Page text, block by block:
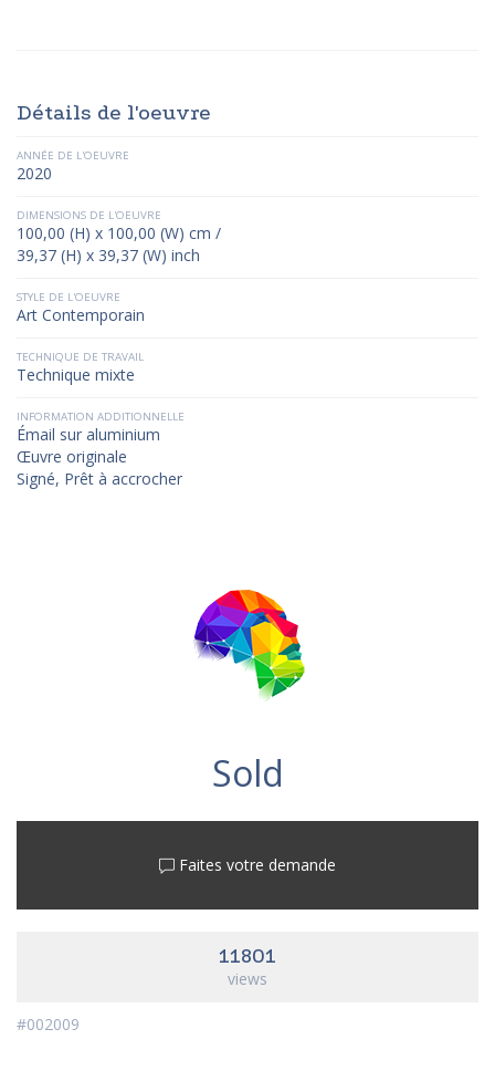
Détails de l'oeuvre
ANNÉE DE L'OEUVRE
2020
DIMENSIONS DE L'OEUVRE
100,00 (H) x 100,00 (W) cm /
39,37 (H) x 39,37 (W) inch
STYLE DE L'OEUVRE
Art Contemporain
TECHNIQUE DE TRAVAIL
Technique mixte
INFORMATION ADDITIONNELLE
Émail sur aluminium
Œuvre originale
Signé, Prêt à accrocher
Sold
Faites votre demande
11801
views
#002009